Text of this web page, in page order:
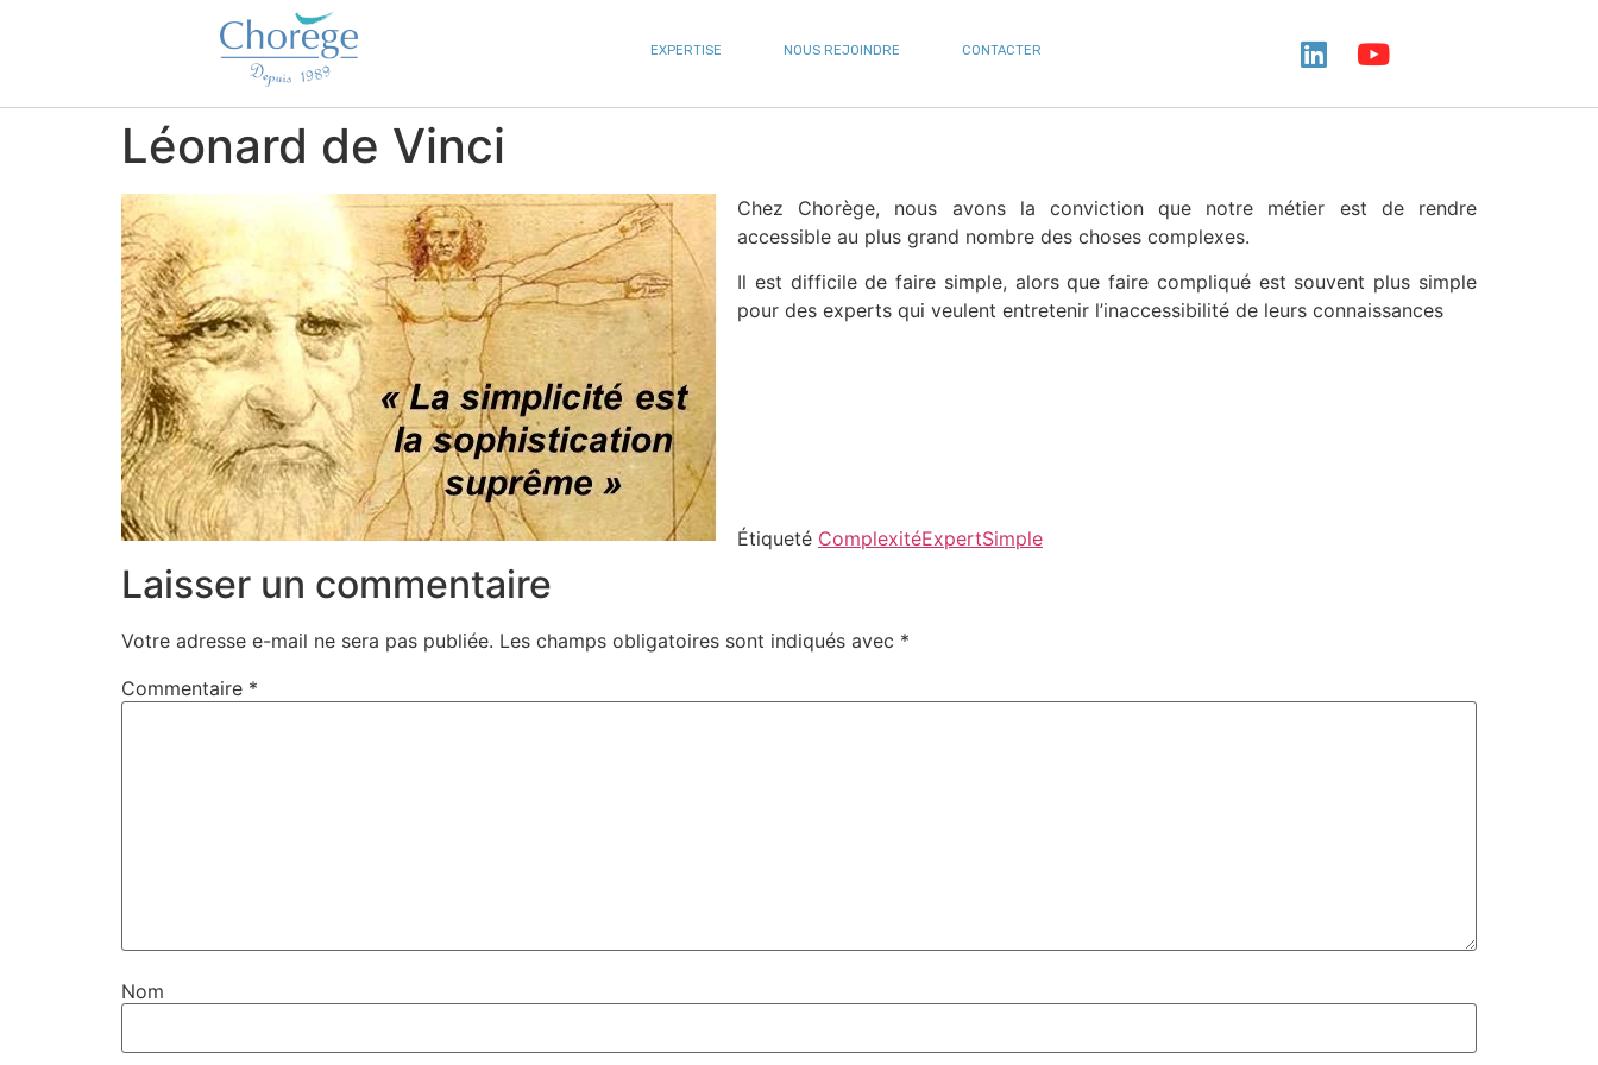
EXPERTISE NOUS REJOINDRE CONTACTER
Léonard de Vinci
Chez Chorège, nous avons la conviction que notre métier est de rendre
accessible au plus grand nombre des choses complexes.
Il est difficile de faire simple, alors que faire compliqué est souvent plus simple
pour des experts qui veulent entretenir l’inaccessibilité de leurs connaissances
Étiqueté ComplexitéExpertSimple
Laisser un commentaire
Votre adresse e-mail ne sera pas publiée. Les champs obligatoires sont indiqués avec *
Commentaire *
Nom